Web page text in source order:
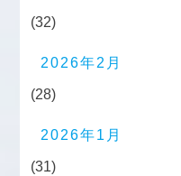
(32)
2026年2月
(28)
2026年1月
(31)